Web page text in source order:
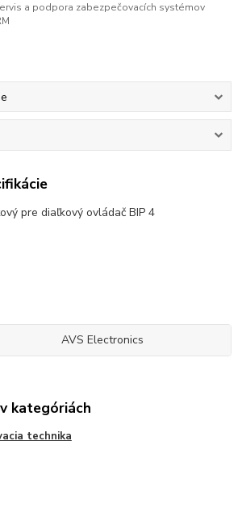
a podpora zabezpečovacích systémov
pre diaľkový ovládač BIP 4
AVS Electronics
kategóriách
technika